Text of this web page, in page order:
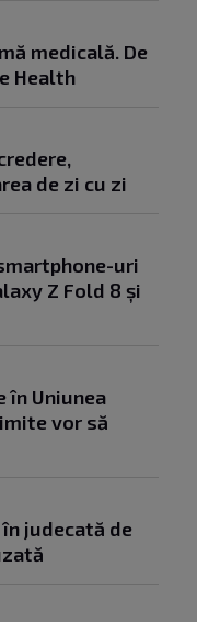
medicală. De
Health
de zi cu zi
uri
Z Fold 8 și
în Uniunea
vor să
judecată de